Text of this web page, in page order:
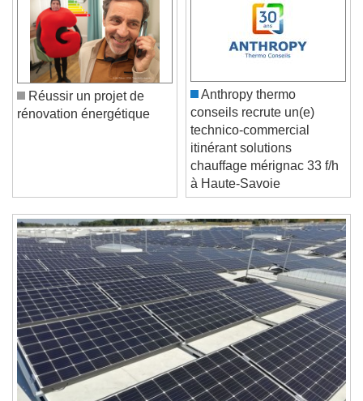
Video Player is loading.
Play Video
Play
Skip Backward
Skip Forward
Unmute
Current Time0:00
/
Seek to live, currently behind live LIVE
Remaining Time-0:00
1x
Playback Rate
Chapters
Chapters
Descriptions
descriptions off, selected
Subtitles
subtitles settings , opens subtitles
settings dialog
Réussir un projet de
Anthropy thermo
conseils recrute un(e)
technico-commercial
itinérant solutions
chauffage mérignac 33 f/h
à Haute-Savoie